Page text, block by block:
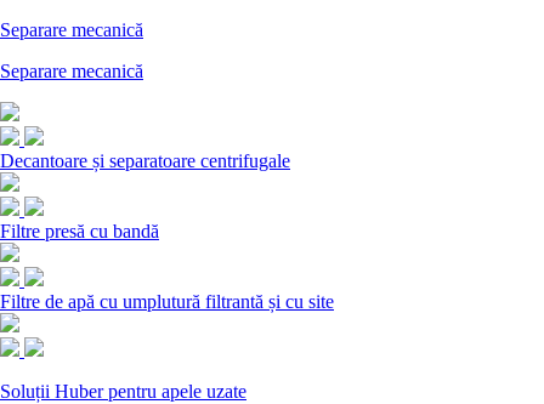
Separare mecanică
Separare mecanică
Decantoare și separatoare centrifugale
Filtre presă cu bandă
Filtre de apă cu umplutură filtrantă și cu site
Soluții Huber pentru apele uzate